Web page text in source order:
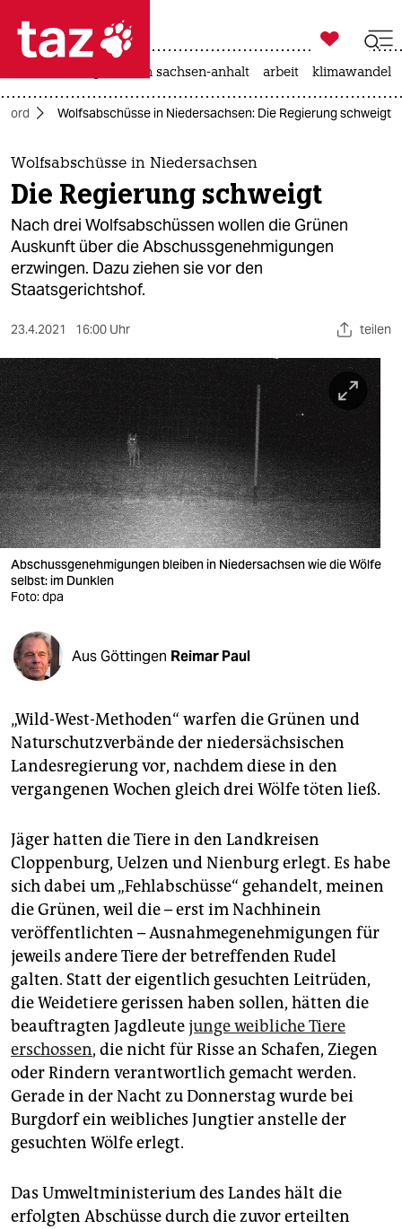
 taz zahl ich
taz zahl ich
themen
politik
öko
gesellschaft
kultur
sport
berlin
nord
wahrheit
verlag
verlag
veranstaltungen
shop
fragen & hilfe
abo
genossenschaft

taz zahl ich
landtagswahl in sachsen-anhalt arbeit klimawandel
Nord Wolfsabschüsse in Niedersachsen: Die Regierung schweigt
Wolfsabschüsse in Niedersachsen
Die Regierung schweigt
Nach drei Wolfsabschüssen wollen die Grünen
Auskunft über die Abschussgenehmigungen
erzwingen. Dazu ziehen sie vor den
Staatsgerichtshof.
23.4.2021 16:00 Uhr teilen
Abschussgenehmigungen bleiben in Niedersachsen wie die Wölfe
selbst: im Dunklen
Foto: dpa
Aus Göttingen Reimar Paul
„Wild-West-Methoden“ warfen die Grünen und
Naturschutzverbände der niedersächsischen
Landesregierung vor, nachdem diese in den
vergangenen Wochen gleich drei Wölfe töten ließ.
Jäger hatten die Tiere in den Landkreisen
Cloppenburg, Uelzen und Nienburg erlegt. Es habe
sich dabei um „Fehlabschüsse“ gehandelt, meinen
die Grünen, weil die – erst im Nachhinein
veröffentlichten – Ausnahmegenehmigungen für
jeweils andere Tiere der betreffenden Rudel
galten. Statt der eigentlich gesuchten Leitrüden,
die Weidetiere gerissen haben sollen, hätten die
beauftragten Jagdleutejunge weibliche Tiere
erschossen, die nicht für Risse an Schafen, Ziegen
oder Rindern verantwortlich gemacht werden.
Gerade in der Nacht zu Donnerstag wurde bei
Burgdorf ein weibliches Jungtier anstelle der
gesuchten Wölfe erlegt.
Das Umweltministerium des Landes hält die
erfolgten Abschüsse durch die zuvor erteilten